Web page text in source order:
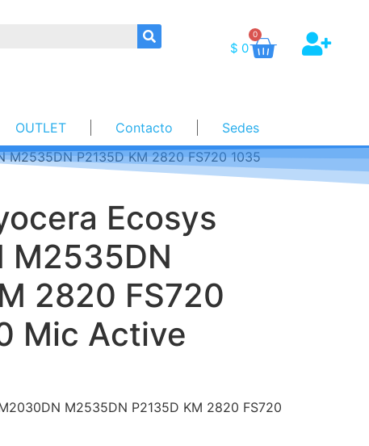
$ 0
0
OUTLET Contacto
Sedes
P2135D KM 2820 FS720 1035
Ecosys
M2535DN
2820 FS720
Mic Active
M2535DN P2135D KM 2820 FS720